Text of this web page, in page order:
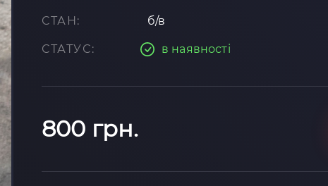
СТАН: б/в
СТАТУС: в наявності
800 грн.